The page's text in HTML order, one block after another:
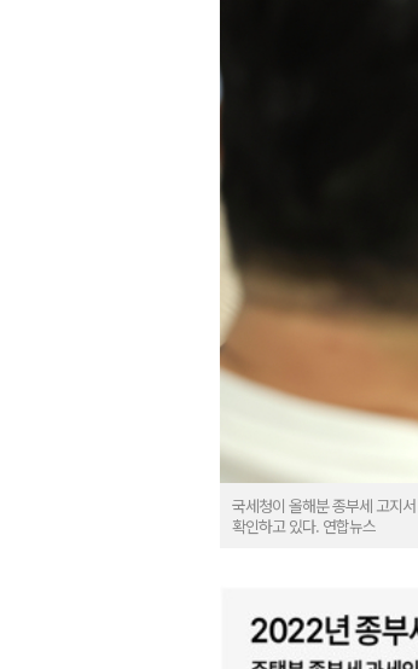
국세청이 올해분 종부세 고지
확인하고 있다. 연합뉴스